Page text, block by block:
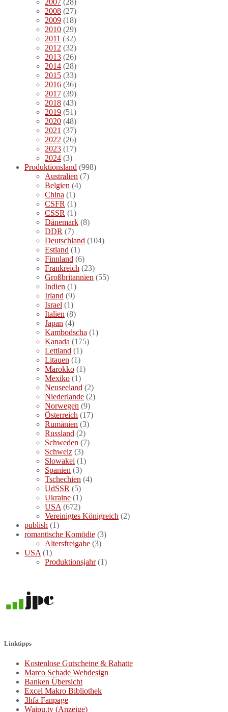
2007 (28)
2008 (27)
2009 (18)
2010 (29)
2011 (32)
2012 (32)
2013 (26)
2014 (28)
2015 (33)
2016 (36)
2017 (39)
2018 (43)
2019 (51)
2020 (48)
2021 (37)
2022 (26)
2023 (17)
2024 (3)
Produktionsland (998)
Australien (7)
Belgien (4)
China (1)
CSFR (1)
CSSR (1)
Dänemark (8)
DDR (7)
Deutschland (104)
Estland (1)
Finnland (6)
Frankreich (23)
Großbritannien (55)
Indien (1)
Irland (9)
Israel (1)
Italien (8)
Japan (4)
Kambodscha (1)
Kanada (175)
Lettland (1)
Litauen (1)
Marokko (1)
Mexiko (1)
Neuseeland (2)
Niederlande (2)
Norwegen (9)
Österreich (17)
Rumänien (3)
Russland (2)
Schweden (7)
Schweiz (3)
Slowakei (1)
Spanien (3)
Tschechien (4)
UdSSR (5)
Ukraine (1)
USA (672)
Vereinigtes Königreich (2)
publish (1)
romantische Komödie (3)
Altersfreigabe (3)
USA (1)
Produktionsjahr(1)
Linktipps
Kostenlose Gutscheine & Rabatte
Marco Schade Webdesign
Banken Übersicht
Excel Makro Bibliothek
3hfa Fanpage
Waipu.tv (Anzeige)